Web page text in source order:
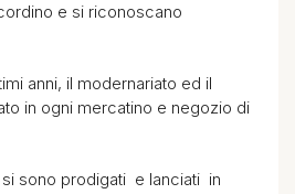
e si riconoscano
anni, il modernariato ed il
in ogni mercatino e negozio di
sono prodigati e lanciati in